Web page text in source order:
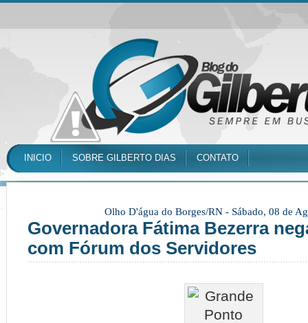
INICIO SOBRE GILBERTO DIAS CONTATO
Olho D'água do Borges/RN - Sábado, 08 de
Governadora Fátima Bezerra
com Fórum dos Servidores